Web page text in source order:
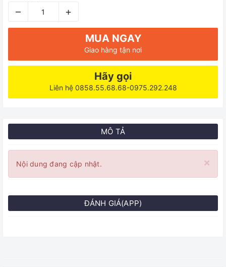
– +
MUA NGAY
Giao hàng tận nơi
Hãy gọi
Liên hệ 0858.55.68.68-0975.292.248
MÔ TẢ
×
Nội dung đang cập nhật.
ĐÁNH GIÁ(APP)